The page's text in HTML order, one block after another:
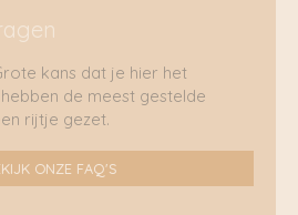
kans dat je hier het
de meest gestelde
rijtje gezet.
ONZE FAQ'S